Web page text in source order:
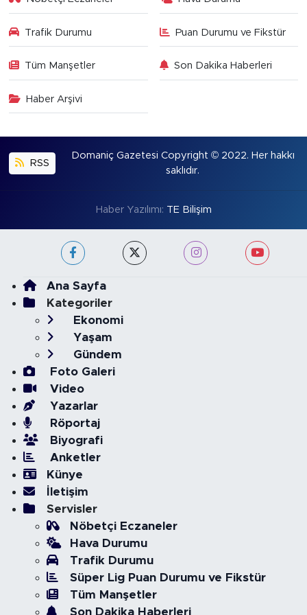
Trafik Durumu Puan Durumu ve Fikstür
Tüm Manşetler Son Dakika Haberleri
Haber Arşivi
RSS
Domaniç Gazetesi Copyright © 2022. Her hakkı
saklıdır.
Haber Yazılımı: TE Bilişim
Ana Sayfa
Kategoriler
Ekonomi
Yaşam
Gündem
Foto Galeri
Video
Yazarlar
Röportaj
Biyografi
Anketler
Künye
İletişim
Servisler
Nöbetçi Eczaneler
Hava Durumu
Trafik Durumu
Süper Lig Puan Durumu ve Fikstür
Tüm Manşetler
Son Dakika Haberleri